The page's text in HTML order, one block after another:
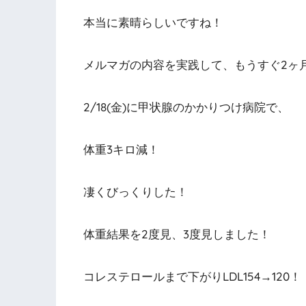
本当に素晴らしいですね！
メルマガの内容を実践して、もうすぐ2ヶ
2/18(金)に甲状腺のかかりつけ病院で、
体重3キロ減！
凄くびっくりした！
体重結果を2度見、3度見しました！
コレステロールまで下がりLDL154→120！